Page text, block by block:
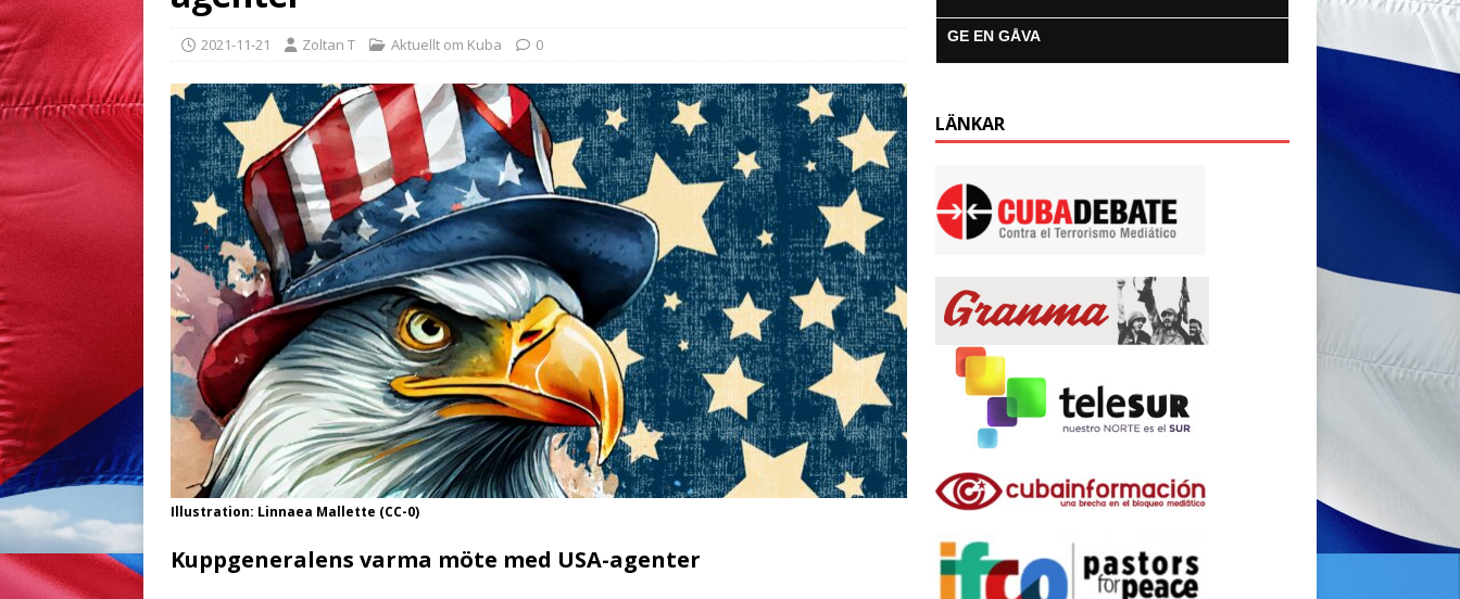
2021-11-21 Zoltan T Aktuellt om Kuba 0
Illustration: Linnaea Mallette (CC-0)
Kuppgeneralens varma möte med USA-agenter
GE EN GÅVA
LÄNKAR